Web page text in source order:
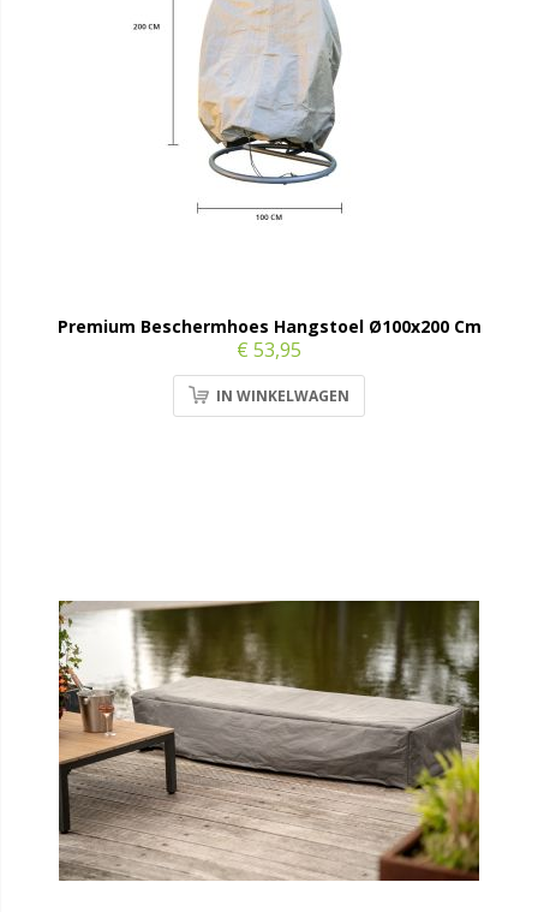
Premium Beschermhoes Hangstoel Ø100x200 Cm
€ 53,95
IN WINKELWAGEN